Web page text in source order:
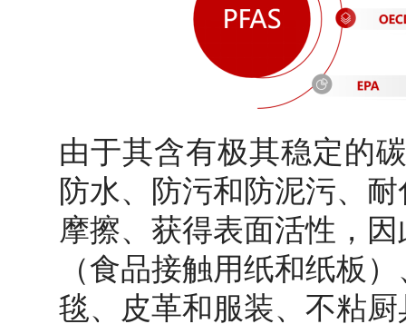
由于其含有极其稳定的
防水、防污和防泥污、
摩擦、获得表面活性，
（食品接触用纸和纸板
毯、皮革和服装、不粘